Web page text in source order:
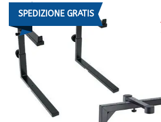
SPEDIZIONE GRATIS